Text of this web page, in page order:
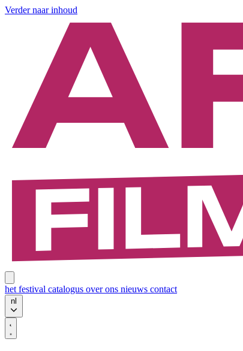
Verder naar inhoud
het festival catalogus over ons nieuws contact
nl